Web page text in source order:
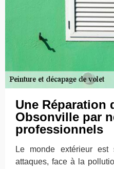
Une Réparation
Obsonville par
professionnels
Le monde extérieur est
attaques, face à la